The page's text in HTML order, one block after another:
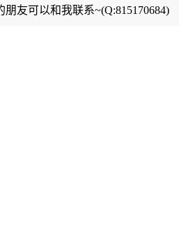
朋友可以和我联系~(Q:815170684)